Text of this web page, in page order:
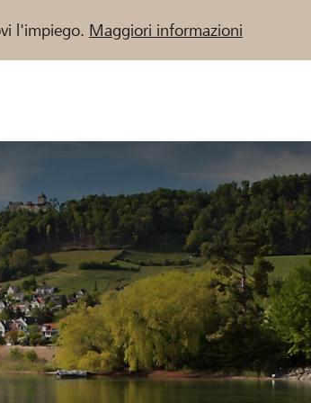
l'impiego. Maggiori informazioni